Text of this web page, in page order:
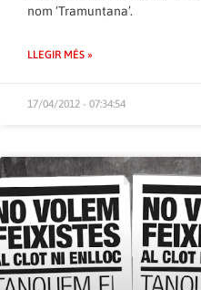
nom ‘Tramuntana’.
LLEGIR MÉS »
17/04/2012 - 07:34:54